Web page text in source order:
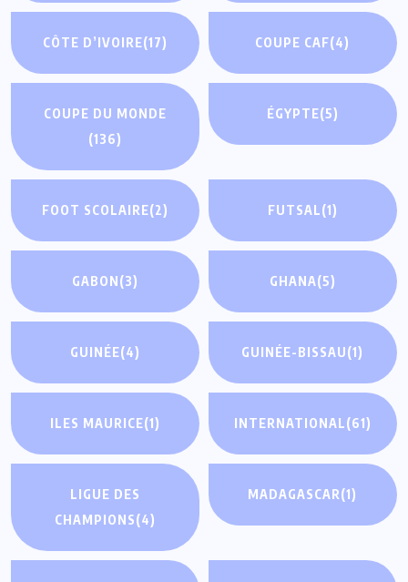
CÔTE D’IVOIRE(17) COUPE CAF(4)
COUPE DU MONDE
(136)
ÉGYPTE(5)
FOOT SCOLAIRE(2) FUTSAL(1)
GABON(3) GHANA(5)
GUINÉE(4) GUINÉE-BISSAU(1)
ILES MAURICE(1) INTERNATIONAL(61)
LIGUE DES
CHAMPIONS(4)
MADAGASCAR(1)